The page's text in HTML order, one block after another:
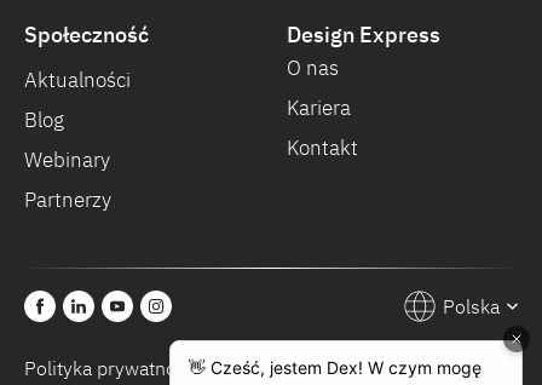
Społeczność
Aktualności
Blog
Webinary
Partnerzy
Design Express
O nas
Kariera
Kontakt
Polityka prywatności Warunki sprzedaży
Polska